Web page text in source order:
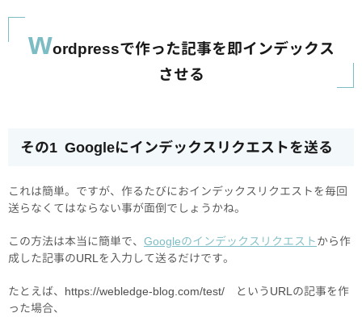
wordpressで作った記事を即インデックス
させる
その1 Googleにインデックスリクエストを送る
これは簡単。ですが、作るたびにおインデックスリクエストを毎回
送らなくてはならない事が面倒でしょうかね。
この方法は本当に簡単で、 Googleのインデックスリクエストから作
成した記事のURLを入力して送るだけです。
たとえば、https://webledge-blog.com/test/ というURLの記事を作
った場合、